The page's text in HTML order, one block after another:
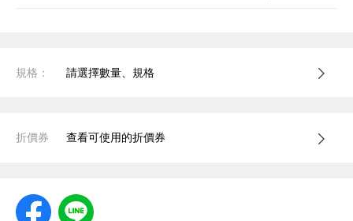
規格： 請選擇數量、規格
折價券 查看可使用的折價券